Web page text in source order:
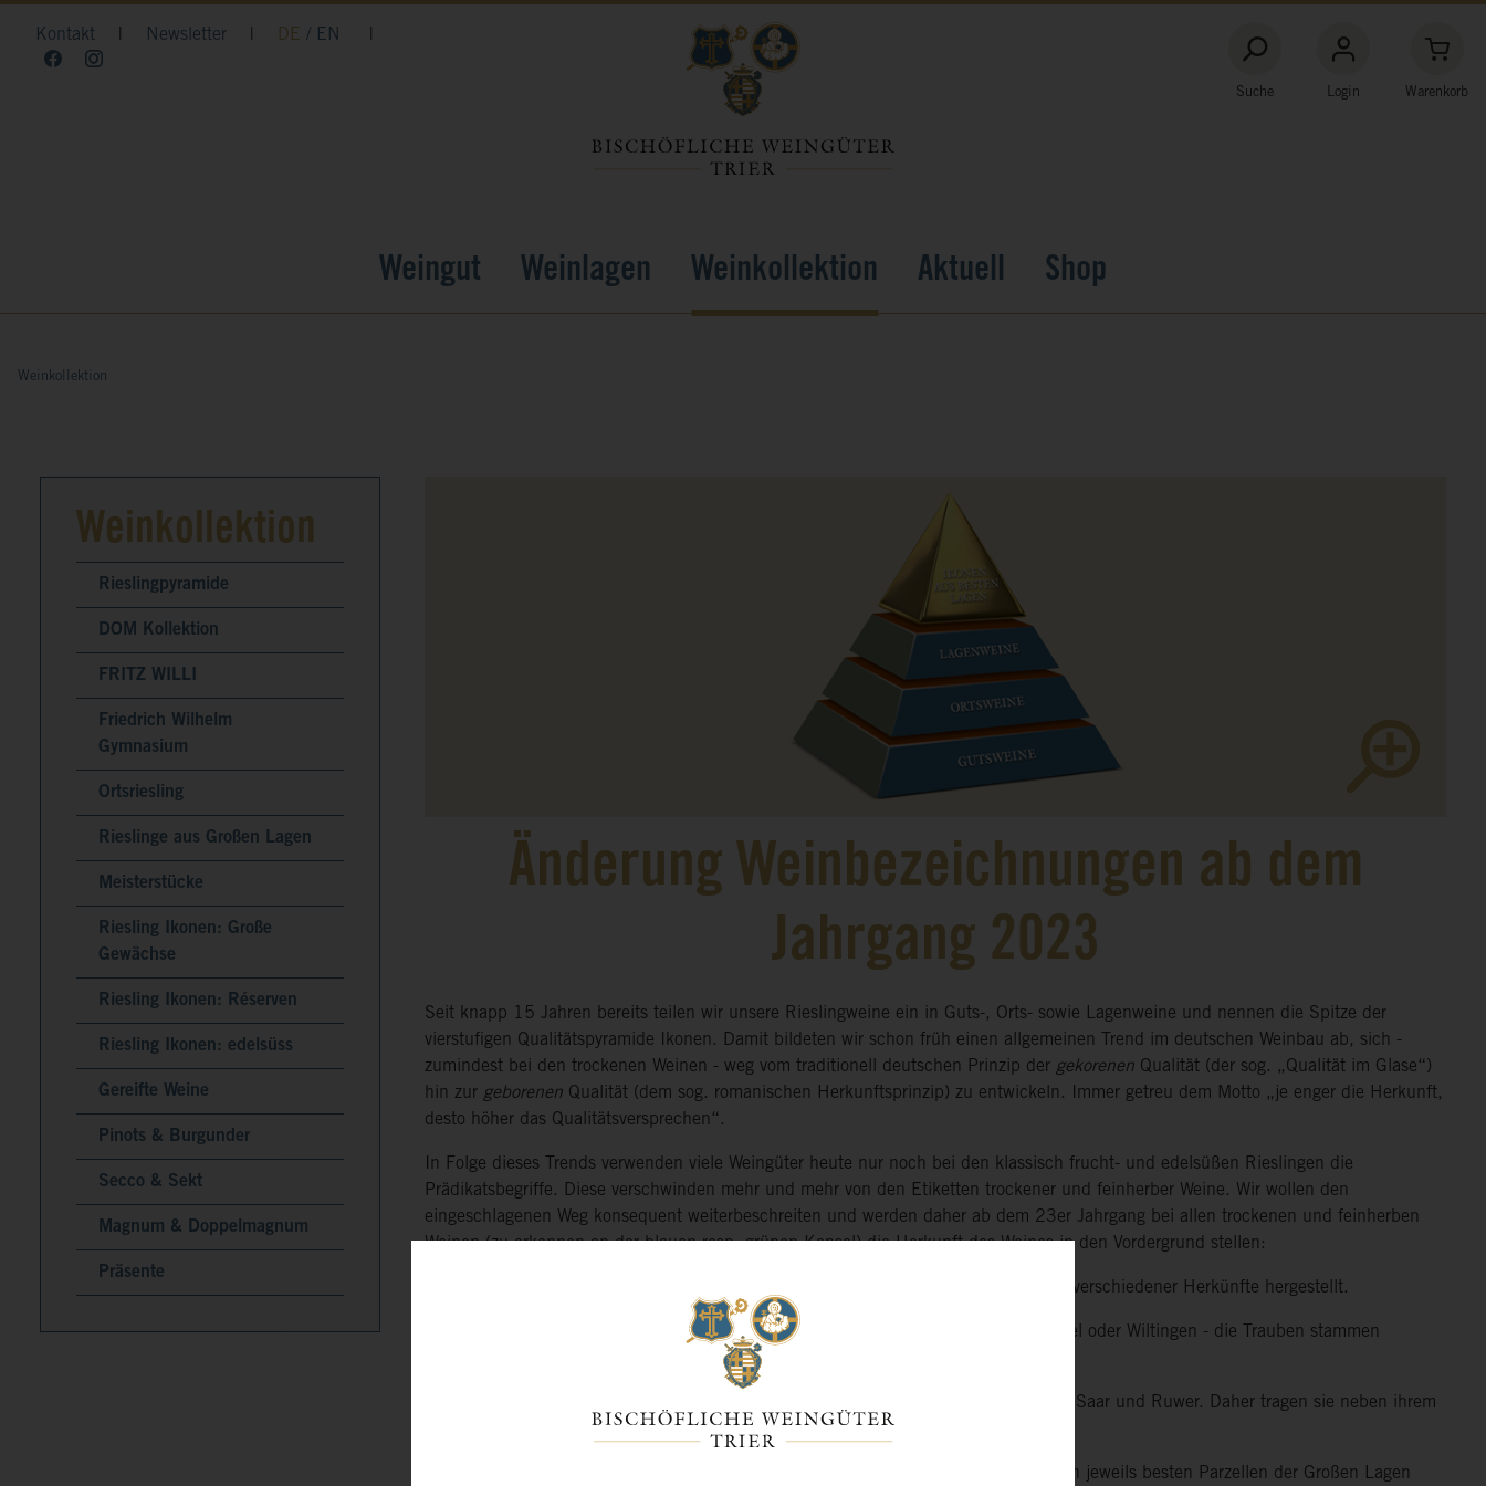
Kontakt Newsletter DE EN
Suche Login Warenkorb
Weingut Weinlagen Weinkollektion Aktuell Shop
Weinkollektion
Weinkollektion
Rieslingpyramide
DOM Kollektion
FRITZ WILLI
Friedrich Wilhelm
Gymnasium
Ortsriesling
Rieslinge aus Großen Lagen
Meisterstücke
Riesling Ikonen: Große
Gewächse
Riesling Ikonen: Réserven
Riesling Ikonen: edelsüss
Gereifte Weine
Pinots & Burgunder
Secco & Sekt
Magnum & Doppelmagnum
Präsente
Änderung Weinbezeichnungen ab dem
Jahrgang 2023
Seit knapp 15 Jahren bereits teilen wir unsere Rieslingweine ein in Guts-, Orts- sowie Lagenweine und nennen die Spitze der
vierstufigen Qualitätspyramide Ikonen. Damit bildeten wir schon früh einen allgemeinen Trend im deutschen Weinbau ab, sich -
zumindest bei den trockenen Weinen - weg vom traditionell deutschen Prinzip der gekorenen Qualität (der sog. „Qualität im Glase“)
hin zur geborenen Qualität (dem sog. romanischen Herkunftsprinzip) zu entwickeln. Immer getreu dem Motto „je enger die Herkunft,
desto höher das Qualitätsversprechen“.
In Folge dieses Trends verwenden viele Weingüter heute nur noch bei den klassisch frucht- und edelsüßen Rieslingen die
Prädikatsbegriffe. Diese verschwinden mehr und mehr von den Etiketten trockener und feinherber Weine. Wir wollen den
eingeschlagenen Weg konsequent weiterbeschreiten und werden daher ab dem 23er Jahrgang bei allen trockenen und feinherben
Weinen (zu erkennen an der blauen resp. grünen Kapsel) die Herkunft des Weines in den Vordergrund stellen:
bilden den Einstieg in unser Riesling Sortiment und werden aus Trauben verschiedener Herkünfte hergestellt.
tragen stolz die Namen so weltberühmter Weinorte wie Piesport, Kasel oder Wiltingen - die Trauben stammen
ausschließlich aus Weinbergen der jeweiligen Gemeinden.
stammen aus besonders wertvollen Großen Lagen an Mosel, Saar und Ruwer. Daher tragen sie neben ihrem
Lagennamen diesen Zusatz nun auch auf ihrem Etikett.
sind trocken ausgebaute Spitzenweine, deren Trauben aus den jeweils besten Parzellen der Großen Lagen